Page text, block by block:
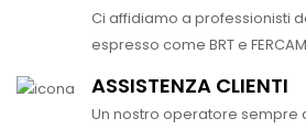
Ci affidiamo a professionisti
espresso come BRT e FERCAM
ASSISTENZA CLIENTI
Un nostro operatore sempre